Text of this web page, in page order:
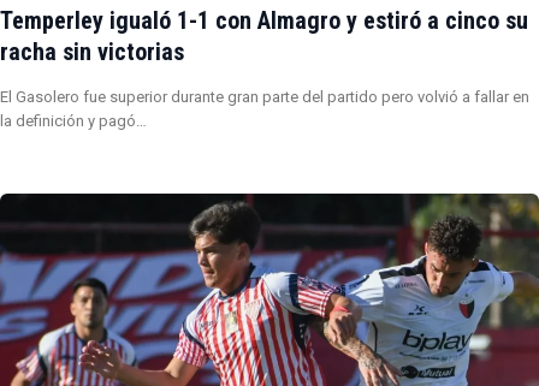
Temperley igualó 1-1 con Almagro y estiró a cinco su
racha sin victorias
El Gasolero fue superior durante gran parte del partido pero volvió a fallar en
la definición y pagó…